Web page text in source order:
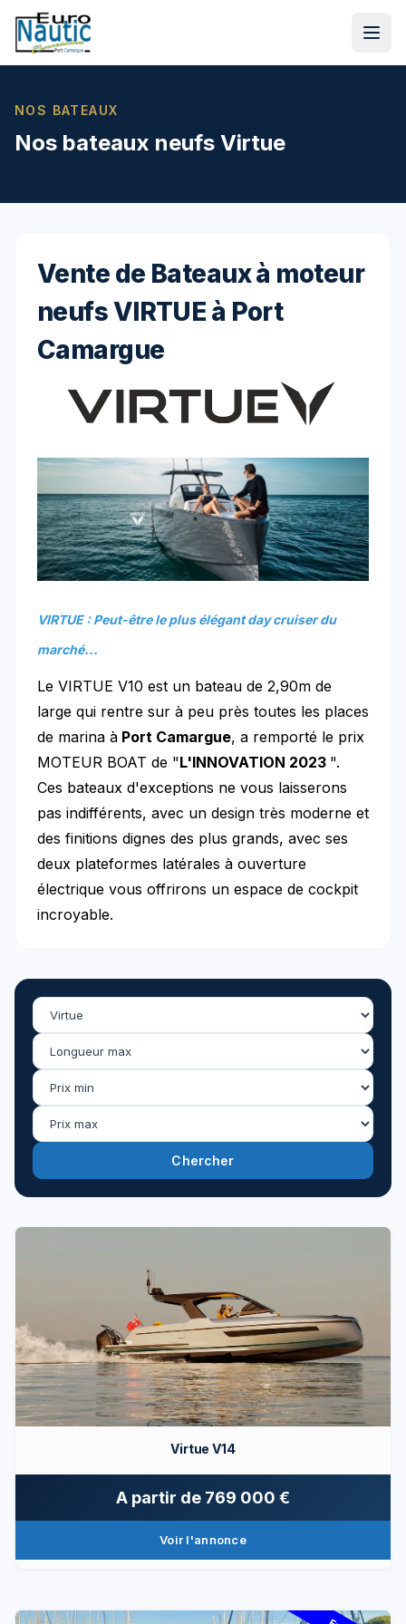
NOS BATEAUX
Nos bateaux neufs Virtue
Vente de Bateaux à moteur
neufs VIRTUE à Port
Camargue
VIRTUE : Peut-être le plus élégant day cruiser du
marché...
Le VIRTUE V10 est un bateau de 2,90m de
large qui rentre sur à peu près toutes les places
de marina à Port Camargue, a remporté le prix
MOTEUR BOAT de "L'INNOVATION 2023 ".
Ces bateaux d'exceptions ne vous laisserons
pas indifférents, avec un design très moderne et
des finitions dignes des plus grands, avec ses
deux plateformes latérales à ouverture
électrique vous offrirons un espace de cockpit
incroyable.
Chercher
Virtue V14
A partir de 769 000 €
Voir l'annonce